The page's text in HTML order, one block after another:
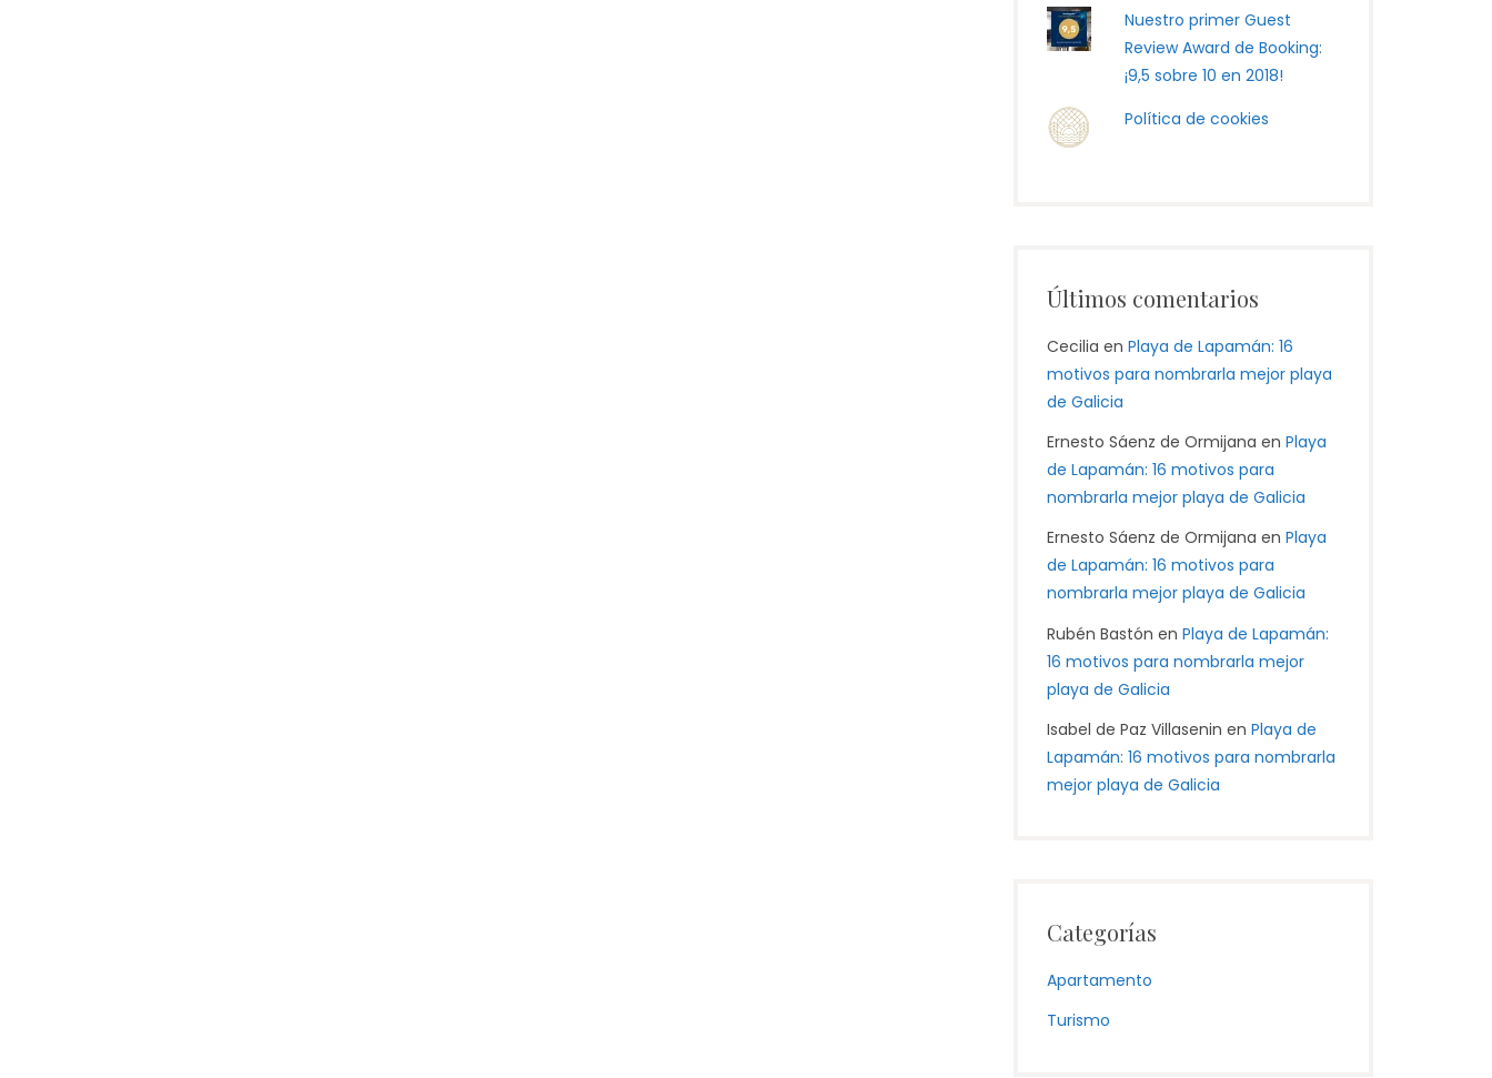
Nuestro primer Guest
Review Award de Booking:
¡9,5 sobre 10 en 2018!
Política de cookies
Últimos comentarios
Cecilia en Playa de Lapamán: 16
motivos para nombrarla mejor playa
de Galicia
Ernesto Sáenz de Ormijana en Playa
de Lapamán: 16 motivos para
nombrarla mejor playa de Galicia
Ernesto Sáenz de Ormijana en Playa
de Lapamán: 16 motivos para
nombrarla mejor playa de Galicia
Rubén Bastón en Playa de Lapamán:
16 motivos para nombrarla mejor
playa de Galicia
Isabel de Paz Villasenin en Playa de
Lapamán: 16 motivos para nombrarla
mejor playa de Galicia
Categorías
Apartamento
Turismo